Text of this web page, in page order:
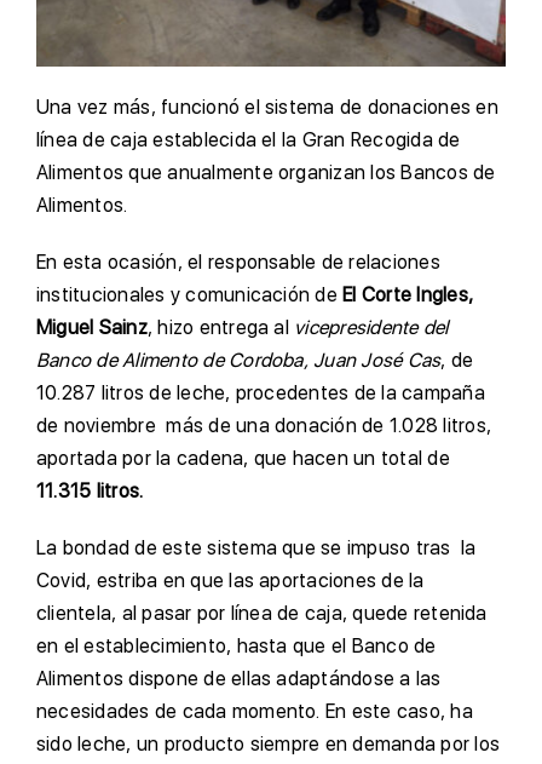
Una vez más, funcionó el sistema de donaciones en
línea de caja establecida el la Gran Recogida de
Alimentos que anualmente organizan los Bancos de
Alimentos.
En esta ocasión, el responsable de relaciones
institucionales y comunicación deEl Corte Ingles,
Miguel Sainz, hizo entrega al vicepresidente del
Banco de Alimento de Cordoba, Juan José Cas, de
10.287 litros de leche, procedentes de la campaña
de noviembre más de una donación de 1.028 litros,
aportada por la cadena, que hacen un total de
11.315 litros.
La bondad de este sistema que se impuso tras la
Covid, estriba en que las aportaciones de la
clientela, al pasar por línea de caja, quede retenida
en el establecimiento, hasta que el Banco de
Alimentos dispone de ellas adaptándose a las
necesidades de cada momento. En este caso, ha
sido leche, un producto siempre en demanda por los